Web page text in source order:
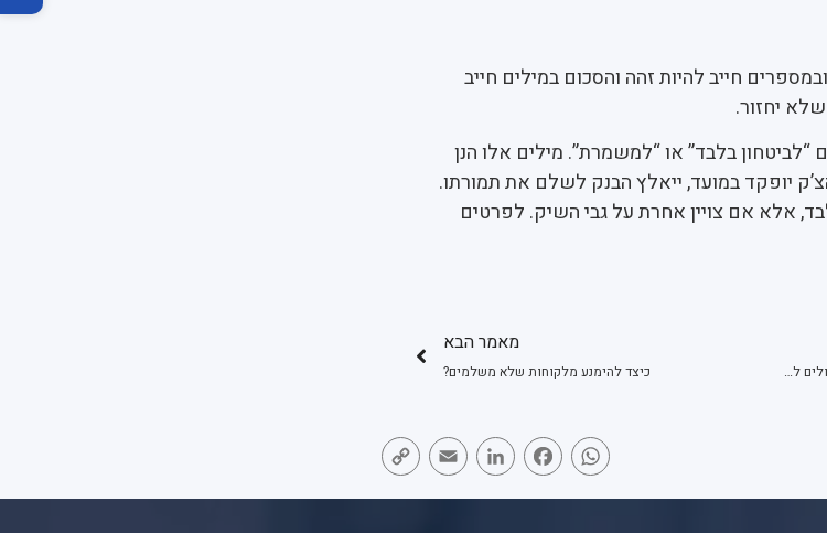
חייב להיות זהה והסכום במילים חייב
יחזור.
בלבד” או “למשמרת”. מילים אלו הנן
יופקד במועד, ייאלץ הבנק לשלם את תמורתו.
הינו ל- 6 חודשים בלבד, אלא אם צויין אחרת על גבי השיק. לפרטים
מהי המשמעות של חשבון מוגבל וכיצד בעלי עסקים יכולים להתנהל במידה והוגדרו כמוגבלים?
מאמר הבא
כיצד להימנע מלקוחות שלא משלמים?
WhatsApp
Facebook
LinkedIn
Email